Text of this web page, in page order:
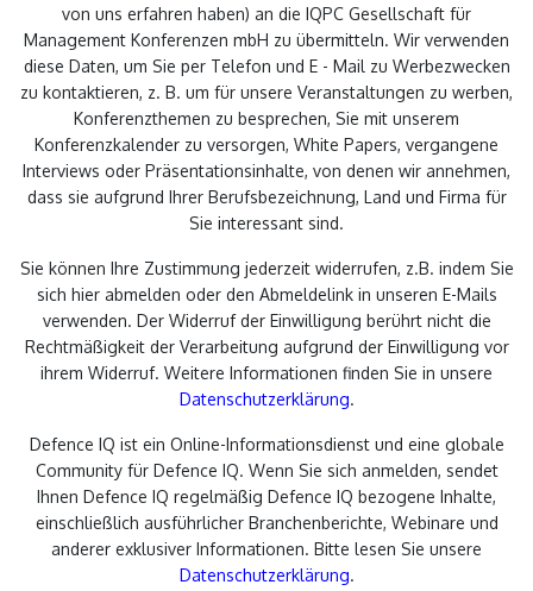
von uns erfahren haben) an die IQPC Gesellschaft für
Management Konferenzen mbH zu übermitteln. Wir verwenden
diese Daten, um Sie per Telefon und E - Mail zu Werbezwecken
zu kontaktieren, z. B. um für unsere Veranstaltungen zu werben,
Konferenzthemen zu besprechen, Sie mit unserem
Konferenzkalender zu versorgen, White Papers, vergangene
Interviews oder Präsentationsinhalte, von denen wir annehmen,
dass sie aufgrund Ihrer Berufsbezeichnung, Land und Firma für
Sie interessant sind.
Sie können Ihre Zustimmung jederzeit widerrufen, z.B. indem Sie
sich hier abmelden oder den Abmeldelink in unseren E-Mails
verwenden. Der Widerruf der Einwilligung berührt nicht die
Rechtmäßigkeit der Verarbeitung aufgrund der Einwilligung vor
ihrem Widerruf. Weitere Informationen finden Sie in unsere
Datenschutzerklärung.
Defence IQ ist ein Online-Informationsdienst und eine globale
Community für Defence IQ. Wenn Sie sich anmelden, sendet
Ihnen Defence IQ regelmäßig Defence IQ bezogene Inhalte,
einschließlich ausführlicher Branchenberichte, Webinare und
anderer exklusiver Informationen. Bitte lesen Sie unsere
Datenschutzerklärung.